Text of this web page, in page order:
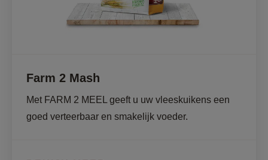
Farm 2 Mash
Met FARM 2 MEEL geeft u uw vleeskuikens een
goed verteerbaar en smakelijk voeder.